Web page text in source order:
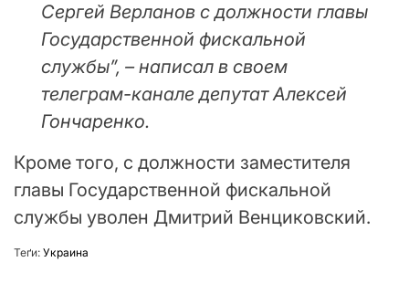
Сергей Верланов с должности главы
Государственной фискальной
службы”, – написал в своем
телеграм-канале депутат Алексей
Гончаренко.
Кроме того, с должности заместителя
главы Государственной фискальной
службы уволен Дмитрий Венциковский.
Теґи: Украина